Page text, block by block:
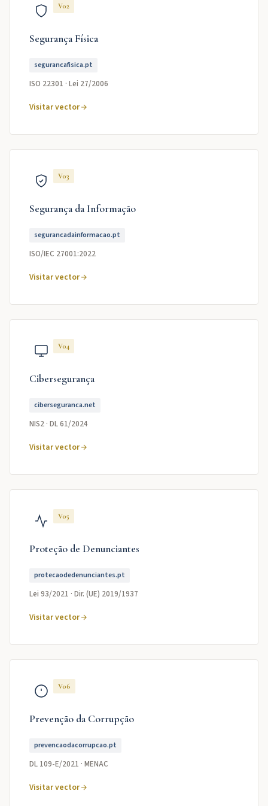
V02
Segurança Física
segurancafisica.pt
ISO 22301 · Lei 27/2006
Visitar vector
V03
Segurança da Informação
segurancadainformacao.pt
ISO/IEC 27001:2022
Visitar vector
V04
Cibersegurança
ciberseguranca.net
NIS2 · DL 61/2024
Visitar vector
V05
Proteção de Denunciantes
protecaodedenunciantes.pt
Lei 93/2021 · Dir. (UE) 2019/1937
Visitar vector
V06
Prevenção da Corrupção
prevencaodacorrupcao.pt
DL 109-E/2021 · MENAC
Visitar vector